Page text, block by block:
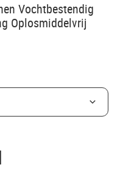
Vochtbestendig
Oplosmiddelvrij